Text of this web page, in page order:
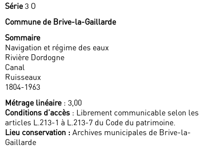
Série3 O
Commune de Brive-la-Gaillarde
Sommaire
Navigation et régime des eaux
Rivière Dordogne
Canal
Ruisseaux
1804-1963
Métrage linéaire: 3,00
Conditions d’accès : Librement communicable selon les
articles L.213-1 à L.213-7 du Code du patrimoine.
Lieu conservation : Archives municipales de Brive-la-
Gaillarde